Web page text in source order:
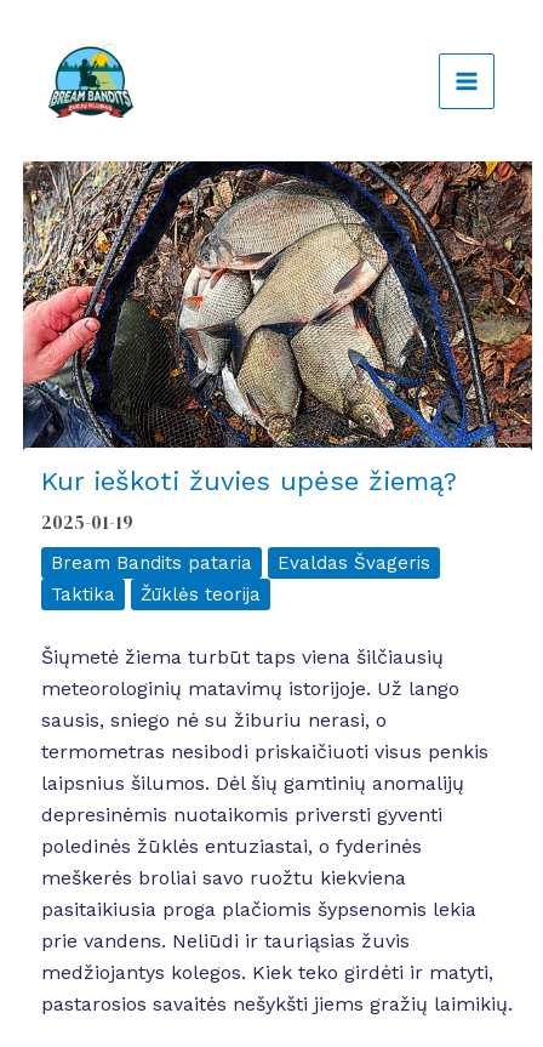
turinio
Kur ieškoti žuvies upėse žiemą?
2025-01-19
Bream Bandits pataria
Evaldas Švageris
Taktika
Žūklės teorija
Šiųmetė žiema turbūt taps viena šilčiausių
meteorologinių matavimų istorijoje. Už lango
sausis, sniego nė su žiburiu nerasi, o
termometras nesibodi priskaičiuoti visus penkis
laipsnius šilumos. Dėl šių gamtinių anomalijų
depresinėmis nuotaikomis priversti gyventi
poledinės žūklės entuziastai, o fyderinės
meškerės broliai savo ruožtu kiekviena
pasitaikiusia proga plačiomis šypsenomis lekia
prie vandens. Neliūdi ir tauriąsias žuvis
medžiojantys kolegos. Kiek teko girdėti ir matyti,
pastarosios savaitės nešykšti jiems gražių laimikių.